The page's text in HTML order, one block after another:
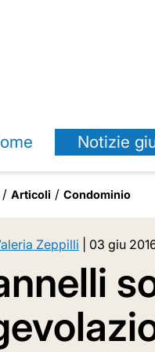
Notizie
Articoli Condominio
Zeppilli 03 giu